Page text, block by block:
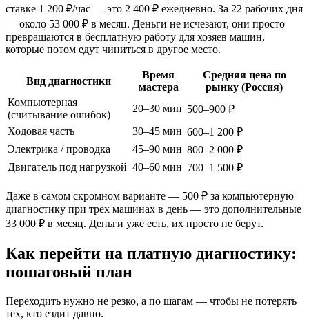
ставке 1 200 ₽/час — это 2 400 ₽ ежедневно. За 22 рабочих дня
— около 53 000 ₽ в месяц. Деньги не исчезают, они просто
превращаются в бесплатную работу для хозяев машин,
которые потом едут чиниться в другое место.
Вид диагностики
Время
мастера
Средняя цена по
рынку (Россия)
Компьютерная
(считывание ошибок)
20–30 мин 500–900 ₽
Ходовая часть
30–45 мин 600–1 200 ₽
Электрика / проводка
45–90 мин 800–2 000 ₽
Двигатель под нагрузкой 40–60 мин 700–1 500 ₽
Даже в самом скромном варианте — 500 ₽ за компьютерную
диагностику при трёх машинах в день — это дополнительные
33 000 ₽ в месяц. Деньги уже есть, их просто не берут.
Как перейти на платную диагностику:
пошаговый план
Переходить нужно не резко, а по шагам — чтобы не потерять
тех, кто ездит давно.